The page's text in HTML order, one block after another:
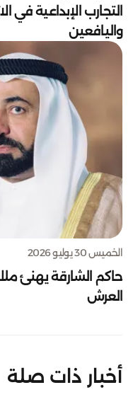
التجارب الإبداعية في
واليافعين
الخميس 30 يوليو 2026
حاكم الشارقة يهنئ
العرش
أخبار ذات صلة